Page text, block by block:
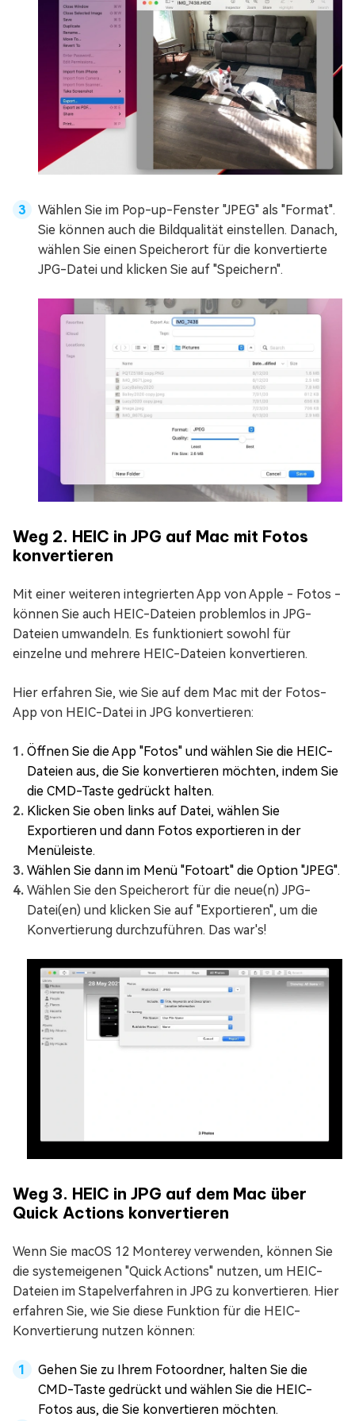
Wählen Sie im Pop-up-Fenster "JPEG" als "Format".
Sie können auch die Bildqualität einstellen. Danach,
wählen Sie einen Speicherort für die konvertierte
JPG-Datei und klicken Sie auf "Speichern".
Weg 2. HEIC in JPG auf Mac mit Fotos
konvertieren
Mit einer weiteren integrierten App von Apple - Fotos -
können Sie auch HEIC-Dateien problemlos in JPG-
Dateien umwandeln. Es funktioniert sowohl für
einzelne und mehrere HEIC-Dateien konvertieren.
Hier erfahren Sie, wie Sie auf dem Mac mit der Fotos-
App von HEIC-Datei in JPG konvertieren:
Öffnen Sie die App "Fotos" und wählen Sie die HEIC-
Dateien aus, die Sie konvertieren möchten, indem Sie
die CMD-Taste gedrückt halten.
Klicken Sie oben links auf Datei, wählen Sie
Exportieren und dann Fotos exportieren in der
Menüleiste.
Wählen Sie dann im Menü "Fotoart" die Option "JPEG".
Wählen Sie den Speicherort für die neue(n) JPG-
Datei(en) und klicken Sie auf "Exportieren", um die
Konvertierung durchzuführen. Das war's!
Weg 3. HEIC in JPG auf dem Mac über
Quick Actions konvertieren
Wenn Sie macOS 12 Monterey verwenden, können Sie
die systemeigenen "Quick Actions" nutzen, um HEIC-
Dateien im Stapelverfahren in JPG zu konvertieren. Hier
erfahren Sie, wie Sie diese Funktion für die HEIC-
Konvertierung nutzen können:
Gehen Sie zu Ihrem Fotoordner, halten Sie die
CMD-Taste gedrückt und wählen Sie die HEIC-
Fotos aus, die Sie konvertieren möchten.